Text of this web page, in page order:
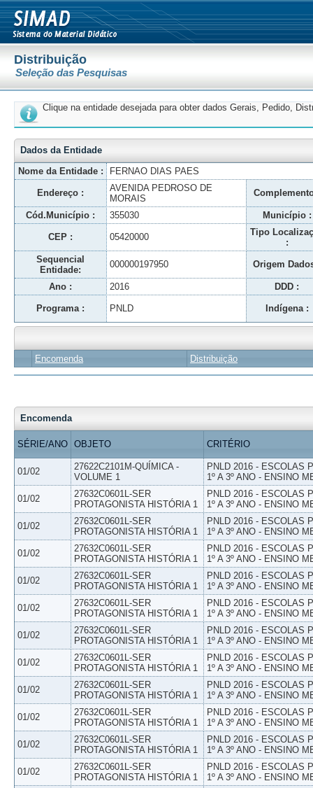
Distribuição
Seleção das Pesquisas
Clique na entidade desejada para obter dados Gerais, Pedido,
Dados da Entidade
Nome da Entidade :
FERNAO DIAS PAES
Endereço :
AVENIDA PEDROSO DE
MORAIS
Cód.Município : 355030 Município :
CEP : 05420000
Tipo
:
Sequencial
Entidade:
000000197950 Origem
Ano : 2016 DDD :
Programa : PNLD Indígena :
Encomenda Distribuição
Encomenda
SÉRIE/ANO OBJETO CRITÉRIO
01/02
27622C2101M-QUÍMICA -
VOLUME 1
PNLD 2016 - ESCOLAS
1º A 3º ANO - ENSINO
01/02
27632C0601L-SER
PROTAGONISTA HISTÓRIA 1
PNLD 2016 - ESCOLAS
1º A 3º ANO - ENSINO
01/02
27632C0601L-SER
PROTAGONISTA HISTÓRIA 1
PNLD 2016 - ESCOLAS
1º A 3º ANO - ENSINO
01/02
27632C0601L-SER
PROTAGONISTA HISTÓRIA 1
PNLD 2016 - ESCOLAS
1º A 3º ANO - ENSINO
01/02
27632C0601L-SER
PROTAGONISTA HISTÓRIA 1
PNLD 2016 - ESCOLAS
1º A 3º ANO - ENSINO
01/02
27632C0601L-SER
PROTAGONISTA HISTÓRIA 1
PNLD 2016 - ESCOLAS
1º A 3º ANO - ENSINO
01/02
27632C0601L-SER
PROTAGONISTA HISTÓRIA 1
PNLD 2016 - ESCOLAS
1º A 3º ANO - ENSINO
01/02
27632C0601L-SER
PROTAGONISTA HISTÓRIA 1
PNLD 2016 - ESCOLAS
1º A 3º ANO - ENSINO
01/02
27632C0601L-SER
PROTAGONISTA HISTÓRIA 1
PNLD 2016 - ESCOLAS
1º A 3º ANO - ENSINO
01/02
27632C0601L-SER
PROTAGONISTA HISTÓRIA 1
PNLD 2016 - ESCOLAS
1º A 3º ANO - ENSINO
01/02
27632C0601L-SER
PROTAGONISTA HISTÓRIA 1
PNLD 2016 - ESCOLAS
1º A 3º ANO - ENSINO
01/02
27632C0601L-SER
PROTAGONISTA HISTÓRIA 1
PNLD 2016 - ESCOLAS
1º A 3º ANO - ENSINO